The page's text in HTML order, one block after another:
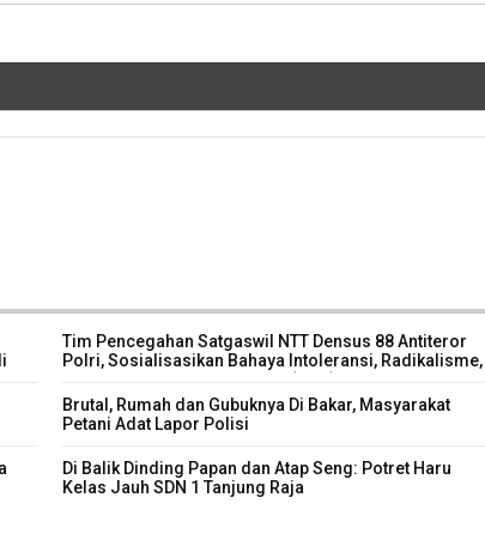
Tim Pencegahan Satgaswil NTT Densus 88 Antiteror
Polri, Sosialisasikan Bahaya Intoleransi, Radikalisme,
kelas XI dan XII MAN Manggarai Barat
Brutal, Rumah dan Gubuknya Di Bakar, Masyarakat
Petani Adat Lapor Polisi
Di Balik Dinding Papan dan Atap Seng: Potret Haru
Kelas Jauh SDN 1 Tanjung Raja